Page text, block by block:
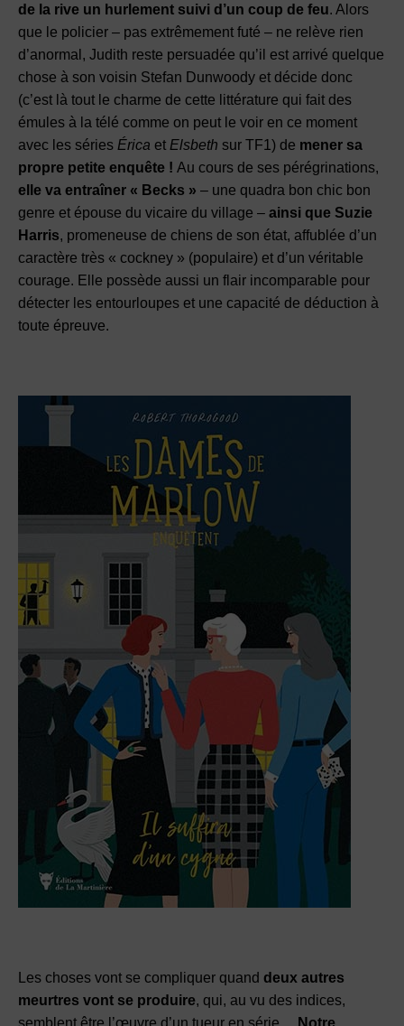
de la rive un hurlement suivi d’un coup de feu. Alors
que le policier – pas extrêmement futé – ne relève rien
d’anormal, Judith reste persuadée qu’il est arrivé quelque
chose à son voisin Stefan Dunwoody et décide donc
(c’est là tout le charme de cette littérature qui fait des
émules à la télé comme on peut le voir en ce moment
avec les séries Érica et Elsbeth sur TF1) de mener sa
propre petite enquête ! Au cours de ses pérégrinations,
elle va entraîner « Becks » – une quadra bon chic bon
genre et épouse du vicaire du village – ainsi que Suzie
Harris, promeneuse de chiens de son état, affublée d’un
caractère très « cockney » (populaire) et d’un véritable
courage. Elle possède aussi un flair incomparable pour
détecter les entourloupes et une capacité de déduction à
toute épreuve.
Les choses vont se compliquer quand deux autres
meurtres vont se produire, qui, au vu des indices,
semblent être l’œuvre d’un tueur en série…
Notre